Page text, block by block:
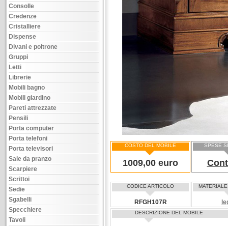
Consolle
Credenze
Cristalliere
Dispense
Divani e poltrone
Gruppi
Letti
Librerie
Mobili bagno
Mobili giardino
Pareti attrezzate
Pensili
Porta computer
Porta telefoni
Porta televisori
Sale da pranzo
Scarpiere
Scrittoi
Sedie
Sgabelli
Specchiere
Tavoli
COSTO DEL MOBILE
1009,00 euro
SPESE
CODICE ARTICOLO
RFGH107R
DESCRIZIONE DEL MOBILE